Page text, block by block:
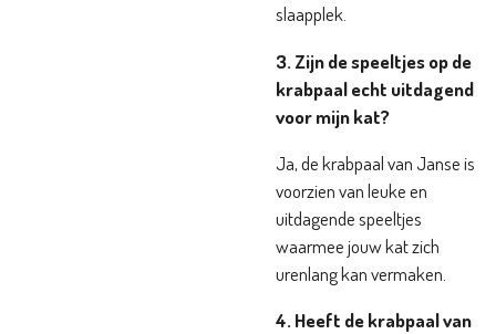
slaapplek.
3. Zijn de speeltjes op de
krabpaal echt uitdagend
voor mijn kat?
Ja, de krabpaal van Janse is
voorzien van leuke en
uitdagende speeltjes
waarmee jouw kat zich
urenlang kan vermaken.
4. Heeft de krabpaal van